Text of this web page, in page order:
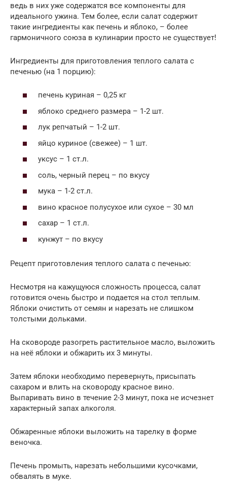
ведь в них уже содержатся все компоненты для
идеального ужина. Тем более, если салат содержит
такие ингредиенты как печень и яблоко, – более
гармоничного союза в кулинарии просто не существует!
Ингредиенты для приготовления теплого салата с
печенью (на 1 порцию):
печень куриная – 0,25 кг
яблоко среднего размера – 1-2 шт.
лук репчатый – 1-2 шт.
яйцо куриное (свежее) – 1 шт.
уксус – 1 ст.л.
соль, черный перец – по вкусу
мука – 1-2 ст.л.
вино красное полусухое или сухое – 30 мл
сахар – 1 ст.л.
кунжут – по вкусу
Рецепт приготовления теплого салата с печенью:
Несмотря на кажущуюся сложность процесса, салат
готовится очень быстро и подается на стол теплым.
Яблоки очистить от семян и нарезать не слишком
толстыми дольками.
На сковороде разогреть растительное масло, выложить
на неё яблоки и обжарить их 3 минуты.
Затем яблоки необходимо перевернуть, присыпать
сахаром и влить на сковороду красное вино.
Выпаривать вино в течение 2-3 минут, пока не исчезнет
характерный запах алкоголя.
Обжаренные яблоки выложить на тарелку в форме
веночка.
Печень промыть, нарезать небольшими кусочками,
обвалять в муке.